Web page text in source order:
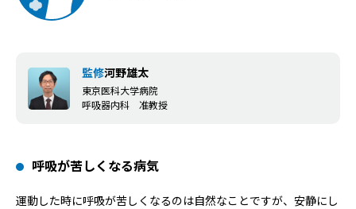
呼吸が苦しくなる病気
運動した時に呼吸が苦しくなるのは自然なことですが、安静にし
監修河野雄太
東京医科大学病院
呼吸器内科 准教授